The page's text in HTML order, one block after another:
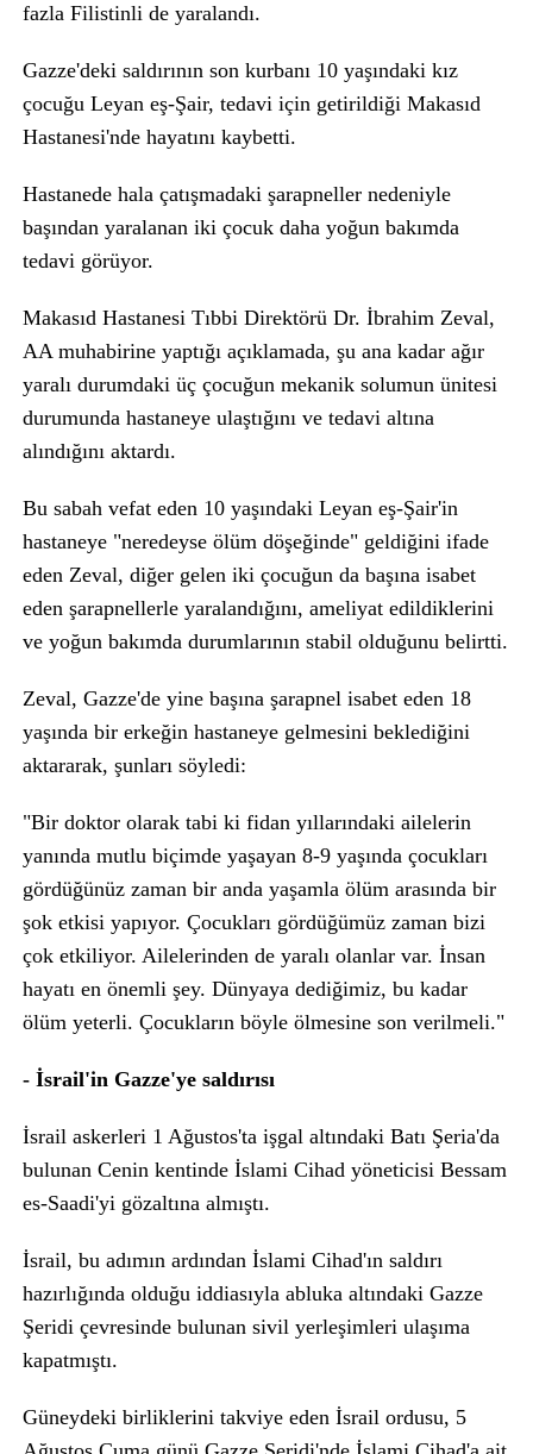
fazla Filistinli de yaralandı.
Gazze'deki saldırının son kurbanı 10 yaşındaki kız
çocuğu Leyan eş-Şair, tedavi için getirildiği Makasıd
Hastanesi'nde hayatını kaybetti.
Hastanede hala çatışmadaki şarapneller nedeniyle
başından yaralanan iki çocuk daha yoğun bakımda
tedavi görüyor.
Makasıd Hastanesi Tıbbi Direktörü Dr. İbrahim Zeval,
AA muhabirine yaptığı açıklamada, şu ana kadar ağır
yaralı durumdaki üç çocuğun mekanik solumun ünitesi
durumunda hastaneye ulaştığını ve tedavi altına
alındığını aktardı.
Bu sabah vefat eden 10 yaşındaki Leyan eş-Şair'in
hastaneye "neredeyse ölüm döşeğinde" geldiğini ifade
eden Zeval, diğer gelen iki çocuğun da başına isabet
eden şarapnellerle yaralandığını, ameliyat edildiklerini
ve yoğun bakımda durumlarının stabil olduğunu belirtti.
Zeval, Gazze'de yine başına şarapnel isabet eden 18
yaşında bir erkeğin hastaneye gelmesini beklediğini
aktararak, şunları söyledi:
"Bir doktor olarak tabi ki fidan yıllarındaki ailelerin
yanında mutlu biçimde yaşayan 8-9 yaşında çocukları
gördüğünüz zaman bir anda yaşamla ölüm arasında bir
şok etkisi yapıyor. Çocukları gördüğümüz zaman bizi
çok etkiliyor. Ailelerinden de yaralı olanlar var. İnsan
hayatı en önemli şey. Dünyaya dediğimiz, bu kadar
ölüm yeterli. Çocukların böyle ölmesine son verilmeli."
- İsrail'in Gazze'ye saldırısı
İsrail askerleri 1 Ağustos'ta işgal altındaki Batı Şeria'da
bulunan Cenin kentinde İslami Cihad yöneticisi Bessam
es-Saadi'yi gözaltına almıştı.
İsrail, bu adımın ardından İslami Cihad'ın saldırı
hazırlığında olduğu iddiasıyla abluka altındaki Gazze
Şeridi çevresinde bulunan sivil yerleşimleri ulaşıma
kapatmıştı.
Güneydeki birliklerini takviye eden İsrail ordusu, 5